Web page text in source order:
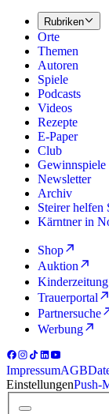
Rubriken
Orte
Themen
Autoren
Spiele
Podcasts
Videos
Rezepte
E-Paper
Club
Gewinnspiele
Newsletter
Archiv
Steirer helfen
Kärntner in
Shop
Auktion
Kinderzeitung
Trauerportal
Partnersuche
Werbung
ImpressumAGB
EinstellungenPush-